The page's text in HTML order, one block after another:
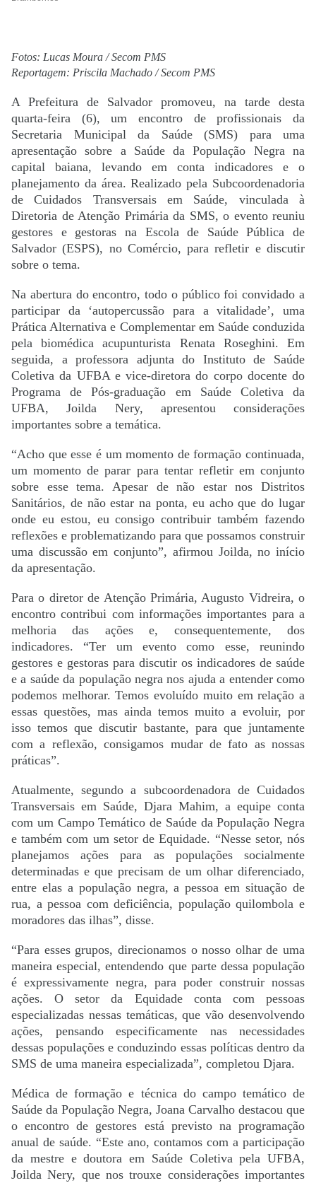
Fotos: Lucas Moura / Secom PMS
Reportagem: Priscila Machado / Secom PMS
A Prefeitura de Salvador promoveu, na tarde desta
quarta-feira (6), um encontro de profissionais da
Secretaria Municipal da Saúde (SMS) para uma
apresentação sobre a Saúde da População Negra na
capital baiana, levando em conta indicadores e o
planejamento da área. Realizado pela Subcoordenadoria
de Cuidados Transversais em Saúde, vinculada à
Diretoria de Atenção Primária da SMS, o evento reuniu
gestores e gestoras na Escola de Saúde Pública de
Salvador (ESPS), no Comércio, para refletir e discutir
sobre o tema.
Na abertura do encontro, todo o público foi convidado a
participar da ‘autopercussão para a vitalidade’, uma
Prática Alternativa e Complementar em Saúde conduzida
pela biomédica acupunturista Renata Roseghini. Em
seguida, a professora adjunta do Instituto de Saúde
Coletiva da UFBA e vice-diretora do corpo docente do
Programa de Pós-graduação em Saúde Coletiva da
UFBA, Joilda Nery, apresentou considerações
importantes sobre a temática.
“Acho que esse é um momento de formação continuada,
um momento de parar para tentar refletir em conjunto
sobre esse tema. Apesar de não estar nos Distritos
Sanitários, de não estar na ponta, eu acho que do lugar
onde eu estou, eu consigo contribuir também fazendo
reflexões e problematizando para que possamos construir
uma discussão em conjunto”, afirmou Joilda, no início
da apresentação.
Para o diretor de Atenção Primária, Augusto Vidreira, o
encontro contribui com informações importantes para a
melhoria das ações e, consequentemente, dos
indicadores. “Ter um evento como esse, reunindo
gestores e gestoras para discutir os indicadores de saúde
e a saúde da população negra nos ajuda a entender como
podemos melhorar. Temos evoluído muito em relação a
essas questões, mas ainda temos muito a evoluir, por
isso temos que discutir bastante, para que juntamente
com a reflexão, consigamos mudar de fato as nossas
práticas”.
Atualmente, segundo a subcoordenadora de Cuidados
Transversais em Saúde, Djara Mahim, a equipe conta
com um Campo Temático de Saúde da População Negra
e também com um setor de Equidade. “Nesse setor, nós
planejamos ações para as populações socialmente
determinadas e que precisam de um olhar diferenciado,
entre elas a população negra, a pessoa em situação de
rua, a pessoa com deficiência, população quilombola e
moradores das ilhas”, disse.
“Para esses grupos, direcionamos o nosso olhar de uma
maneira especial, entendendo que parte dessa população
é expressivamente negra, para poder construir nossas
ações. O setor da Equidade conta com pessoas
especializadas nessas temáticas, que vão desenvolvendo
ações, pensando especificamente nas necessidades
dessas populações e conduzindo essas políticas dentro da
SMS de uma maneira especializada”, completou Djara.
Médica de formação e técnica do campo temático de
Saúde da População Negra, Joana Carvalho destacou que
o encontro de gestores está previsto na programação
anual de saúde. “Este ano, contamos com a participação
da mestre e doutora em Saúde Coletiva pela UFBA,
Joilda Nery, que nos trouxe considerações importantes